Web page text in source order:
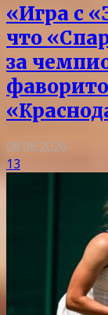
«Игра с
что
за
08.08.2026
13